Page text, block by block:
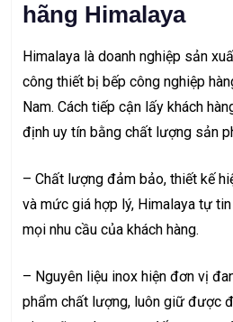
hãng Himalaya
Himalaya là doanh nghiệp sản
công thiết bị bếp công nghiệp
Nam. Cách tiếp cận lấy khách
định uy tín bằng chất lượng sản
– Chất lượng đảm bảo, thiết kế
và mức giá hợp lý, Himalaya tự
mọi nhu cầu của khách hàng.
– Nguyên liệu inox hiện đơn vị
phẩm chất lượng, luôn giữ được